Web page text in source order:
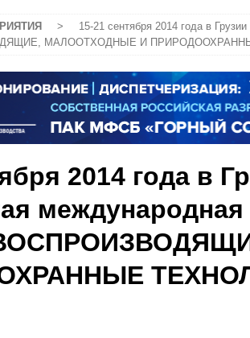
>
15-21 сентября 2014 года в
МАЛООТХОДНЫЕ И
2014 года в